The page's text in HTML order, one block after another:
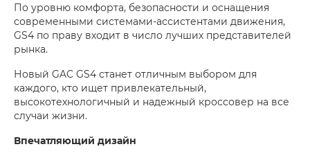
По уровню комфорта, безопасности и оснащения
современными системами-ассистентами движения,
GS4 по праву входит в число лучших представителей
рынка.
Новый GAC GS4 станет отличным выбором для
каждого, кто ищет привлекательный,
высокотехнологичный и надежный кроссовер на все
случаи жизни.
Впечатляющий дизайн